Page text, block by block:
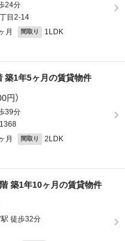
24分
目2-14
月 間取り 1LDK
築1年5ヶ月の賃貸物件
円）
39分
月 間取り 2LDK
築1年10ヶ月の賃貸物件
徒歩32分